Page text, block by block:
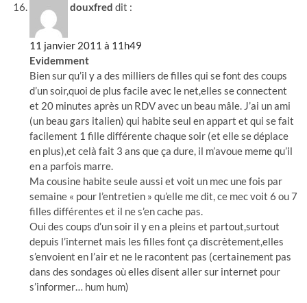
douxfred dit :
11 janvier 2011 à 11h49
Evidemment
Bien sur qu’il y a des milliers de filles qui se font des coups
d’un soir,quoi de plus facile avec le net,elles se connectent
et 20 minutes après un RDV avec un beau mâle. J’ai un ami
(un beau gars italien) qui habite seul en appart et qui se fait
facilement 1 fille différente chaque soir (et elle se déplace
en plus),et celà fait 3 ans que ça dure, il m’avoue meme qu’il
en a parfois marre.
Ma cousine habite seule aussi et voit un mec une fois par
semaine « pour l’entretien » qu’elle me dit, ce mec voit 6 ou 7
filles différentes et il ne s’en cache pas.
Oui des coups d’un soir il y en a pleins et partout,surtout
depuis l’internet mais les filles font ça discrètement,elles
s’envoient en l’air et ne le racontent pas (certainement pas
dans des sondages où elles disent aller sur internet pour
s’informer… hum hum)